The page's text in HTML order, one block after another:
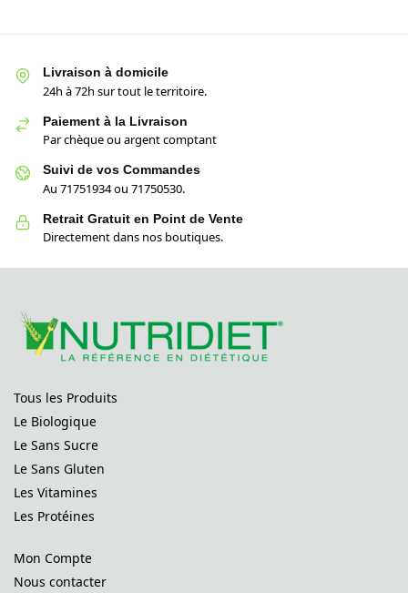
Livraison à domicile
24h à 72h sur tout le territoire.
Paiement à la Livraison
Par chèque ou argent comptant
Suivi de vos Commandes
Au 71751934 ou 71750530.
Retrait Gratuit en Point de Vente
Directement dans nos boutiques.
Tous les Produits
Le Biologique
Le Sans Sucre
Le Sans Gluten
Les Vitamines
Les Protéines
Mon Compte
Nous contacter